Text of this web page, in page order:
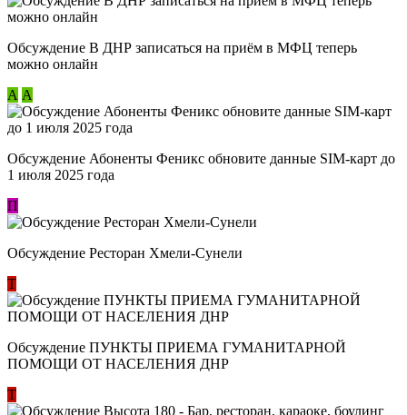
Обсуждение В ДНР записаться на приём в МФЦ теперь
можно онлайн
А А
Обсуждение Абоненты Феникс обновите данные SIM-карт до
1 июля 2025 года
П
Обсуждение Ресторан Хмели-Сунели
Т
Обсуждение ​ПУНКТЫ ПРИЕМА ГУМАНИТАРНОЙ
ПОМОЩИ ОТ НАСЕЛЕНИЯ ДНР
Т